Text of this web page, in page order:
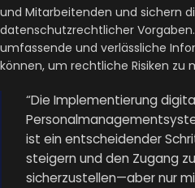
und Mitarbeitenden und sichern
datenschutzrechtlicher
umfassende und verlässliche
können, um rechtliche Risiken zu
“Die Implementierung
ist ein entscheidender
steigern und den Zugang
sicherzustellen—aber nur